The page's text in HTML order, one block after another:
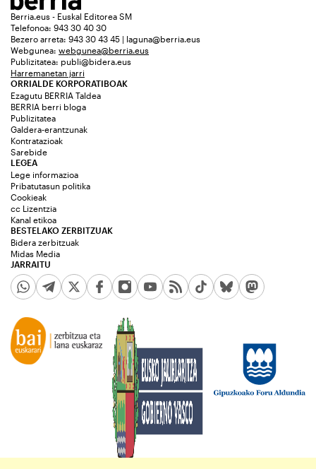
Berria.eus - Euskal Editorea SM
Telefonoa: 943 30 40 30
Bezero arreta: 943 30 43 45 | laguna@berria.eus
Webgunea: webgunea@berria.eus
Publizitatea: publi@bidera.eus
Harremanetan jarri
ORRIALDE KORPORATIBOAK
Ezagutu BERRIA Taldea
BERRIA berri bloga
Publizitatea
Galdera-erantzunak
Kontratazioak
Sarebide
JARRAITU
LEGEA
Lege informazioa
Pribatutasun politika
Cookieak
cc Lizentzia
Kanal etikoa
BESTELAKO ZERBITZUAK
Bidera zerbitzuak
Midas Media